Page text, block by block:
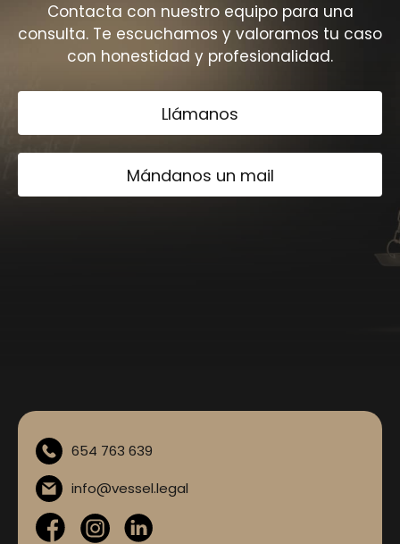
Contacta con nuestro equipo para una
consulta. Te escuchamos y valoramos tu caso
con honestidad y profesionalidad.
Llámanos
Mándanos un mail
654 763 639
info@vessel.legal